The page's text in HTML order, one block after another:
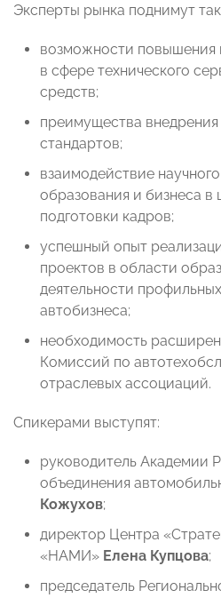
Эксперты рынка поднимут
возможности повышения
в сфере технического
средств;
преимущества
стандартов;
взаимодействие
образования и бизнеса в
подготовки кадров;
успешный опыт
проектов в области
деятельности
автобизнеса;
необходимость
Комиссий по
отраслевых ассоциаций.
Спикерами выступят:
руководитель Академии
объединения
Кожухов;
директор Центра
«НАМИ» Елена Купцова;
председатель